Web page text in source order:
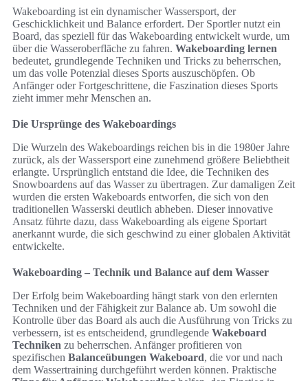
Wakeboarding ist ein dynamischer Wassersport, der
Geschicklichkeit und Balance erfordert. Der Sportler nutzt ein
Board, das speziell für das Wakeboarding entwickelt wurde, um
über die Wasseroberfläche zu fahren. Wakeboarding lernen
bedeutet, grundlegende Techniken und Tricks zu beherrschen,
um das volle Potenzial dieses Sports auszuschöpfen. Ob
Anfänger oder Fortgeschrittene, die Faszination dieses Sports
zieht immer mehr Menschen an.
Die Ursprünge des Wakeboardings
Die Wurzeln des Wakeboardings reichen bis in die 1980er Jahre
zurück, als der Wassersport eine zunehmend größere Beliebtheit
erlangte. Ursprünglich entstand die Idee, die Techniken des
Snowboardens auf das Wasser zu übertragen. Zur damaligen Zeit
wurden die ersten Wakeboards entworfen, die sich von den
traditionellen Wasserski deutlich abheben. Dieser innovative
Ansatz führte dazu, dass Wakeboarding als eigene Sportart
anerkannt wurde, die sich geschwind zu einer globalen Aktivität
entwickelte.
Wakeboarding – Technik und Balance auf dem Wasser
Der Erfolg beim Wakeboarding hängt stark von den erlernten
Techniken und der Fähigkeit zur Balance ab. Um sowohl die
Kontrolle über das Board als auch die Ausführung von Tricks zu
verbessern, ist es entscheidend, grundlegende Wakeboard
Techniken zu beherrschen. Anfänger profitieren von
spezifischen Balanceübungen Wakeboard, die vor und nach
dem Wassertraining durchgeführt werden können. Praktische